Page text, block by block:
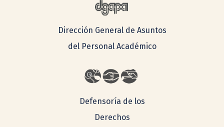
Dirección General de Asuntos
del Personal Académico
Defensoría de los
Derechos